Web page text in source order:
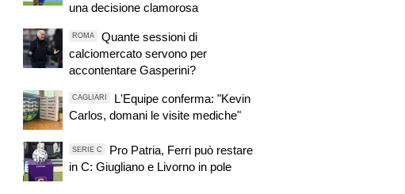
una decisione clamorosa
ROMA
Quante sessioni di
calciomercato servono per
accontentare Gasperini?
CAGLIARI
L'Equipe conferma: "Kevin
Carlos, domani le visite mediche"
SERIE C
Pro Patria, Ferri può restare
in C: Giugliano e Livorno in pole